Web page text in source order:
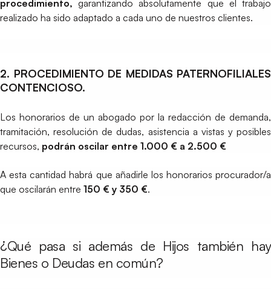
procedimiento, garantizando absolutamente que el trabajo
realizado ha sido adaptado a cada uno de nuestros clientes.
2. PROCEDIMIENTO DE MEDIDAS PATERNOFILIALES
CONTENCIOSO.
Los honorarios de un abogado por la redacción de demanda,
tramitación, resolución de dudas, asistencia a vistas y posibles
recursos, podrán oscilar entre 1.000 € a 2.500 €
A esta cantidad habrá que añadirle los honorarios procurador/a
que oscilarán entre 150 € y 350 €.
¿Qué pasa si además de Hijos también hay
Bienes o Deudas en común?